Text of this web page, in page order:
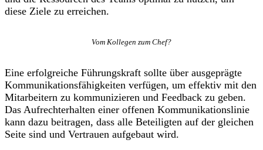
diese Ziele zu erreichen.
Vom Kollegen zum Chef?
Eine erfolgreiche Führungskraft sollte über ausgeprägte
Kommunikationsfähigkeiten verfügen, um effektiv mit den
Mitarbeitern zu kommunizieren und Feedback zu geben.
Das Aufrechterhalten einer offenen Kommunikationslinie
kann dazu beitragen, dass alle Beteiligten auf der gleichen
Seite sind und Vertrauen aufgebaut wird.